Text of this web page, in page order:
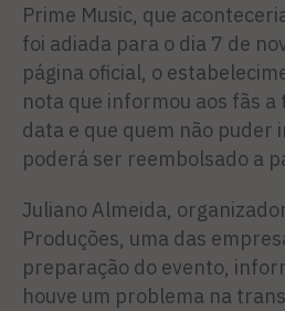
Prime Music, que
foi adiada para o dia 7 de
página oficial, o
nota que informou aos fãs
data e que quem não puder
poderá ser reembolsado a
Juliano Almeida,
Produções, uma das
preparação do evento,
houve um problema na